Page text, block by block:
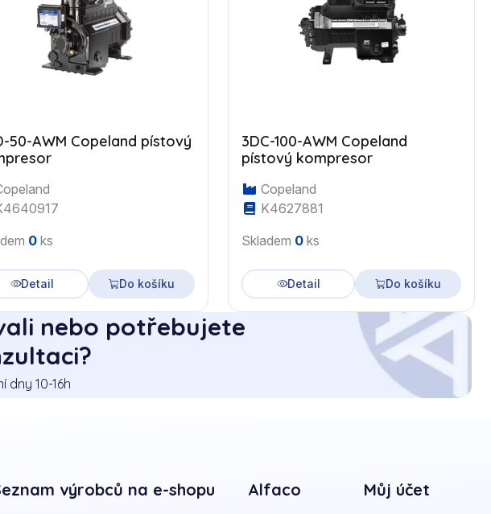
50-AWM Copeland pístový
0 ks
Detail Do košíku
3DC-100-AWM Copeland
pístový kompresor
Copeland
K4627881
Skladem 0 ks
Detail Do košíku
nebo potřebujete
dny 10-16h
výrobců na e-shopu Alfaco Můj účet